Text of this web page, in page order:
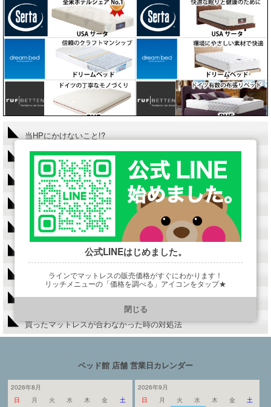
当HPにかけないこと!?
ベッド選びの基礎知識
失敗しないベッド選び
誰も教えてくれない本当のベッドＱ＆A
店長のこだわり
読んで得する業界ウラ話
羽毛布団Q&A
腰痛、ヘルニア等、腰の弱い方にはズバリこれ！
買ったマットレスが合わなかった時の対処法
ベッド館 店舗 営業日カレンダー
2026年8月
日
月 火 水 木 金
土
2026年9月
日
月 火 水 木 金
土
公式LINEはじめました。
ラインでマットレスの販売価格がすぐにわかります！
リッチメニューの「価格を調べる」アイコンをタップ★
https://line.me/R/ti/p/@901ptzjz
閉じる